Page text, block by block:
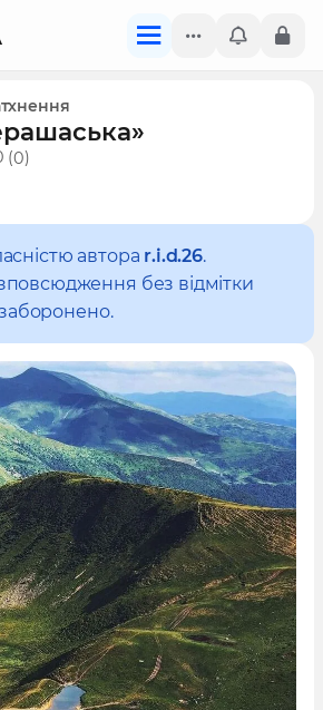
(0)
автора r.i.d.26.
без відмітки